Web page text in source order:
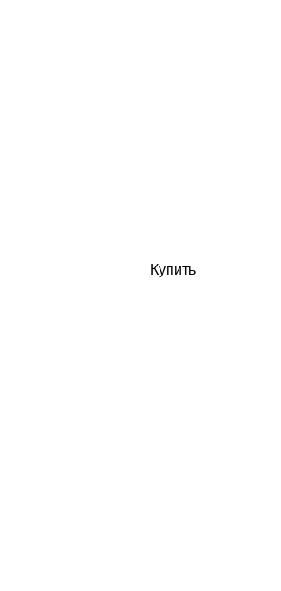
Купить